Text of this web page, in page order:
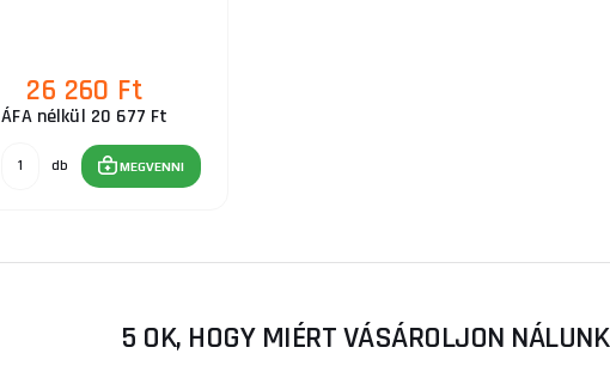
26 260 Ft
ÁFA nélkül 20 677 Ft
db MEGVENNI
5 OK, HOGY MIÉRT VÁSÁROLJON NÁLUNK